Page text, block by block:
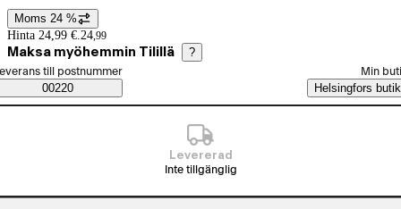
Prisinformation
Moms 24 %
Hinta 24,99 €. 24,99
Maksa myöhemmin Tilillä ?
Saatavuustiedot
beställningssätt
till postnummer
00220
Min
Helsingfors butik
Levererad
Inte tillgänglig